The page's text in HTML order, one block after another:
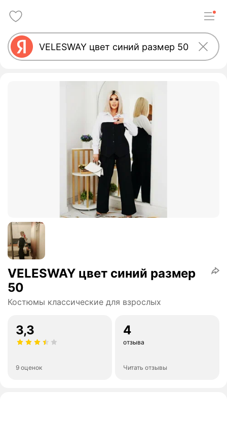
VELESWAY цвет синий размер
50
Костюмы классические для взрослых
3,3
9 оценок
4
отзыва
Читать отзывы